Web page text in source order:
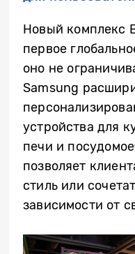
Новый комплекс
первое
оно не
Samsung
устройства для
печи и
позволяет
стиль или
зависимости от